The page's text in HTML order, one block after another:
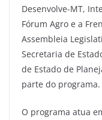
Desenvolve-MT,
Fórum Agro e a
Assembleia
Secretaria de
de Estado de
parte do programa.
O programa atua